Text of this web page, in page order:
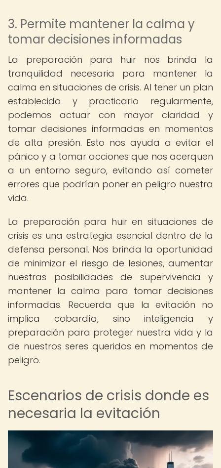
3. Permite mantener la calma y
tomar decisiones informadas
La preparación para huir nos brinda la
tranquilidad necesaria para mantener la
calma en situaciones de crisis. Al tener un plan
establecido y practicarlo regularmente,
podemos actuar con mayor claridad y
tomar decisiones informadas en momentos
de alta presión. Esto nos ayuda a evitar el
pánico y a tomar acciones que nos acerquen
a un entorno seguro, evitando así cometer
errores que podrían poner en peligro nuestra
vida.
La preparación para huir en situaciones de
crisis es una estrategia esencial dentro de la
defensa personal. Nos brinda la oportunidad
de minimizar el riesgo de lesiones, aumentar
nuestras posibilidades de supervivencia y
mantener la calma para tomar decisiones
informadas. Recuerda que la evitación no
implica cobardía, sino inteligencia y
preparación para proteger nuestra vida y la
de nuestros seres queridos en momentos de
peligro.
Escenarios de crisis donde es
necesaria la evitación